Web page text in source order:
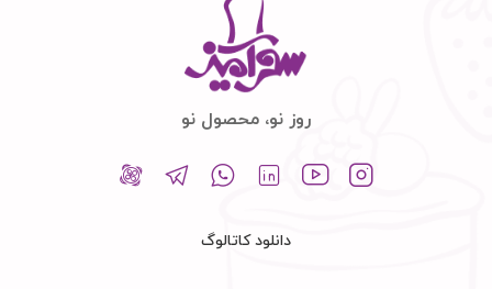
روز نو، محصول نو
دانلود کاتالوگ